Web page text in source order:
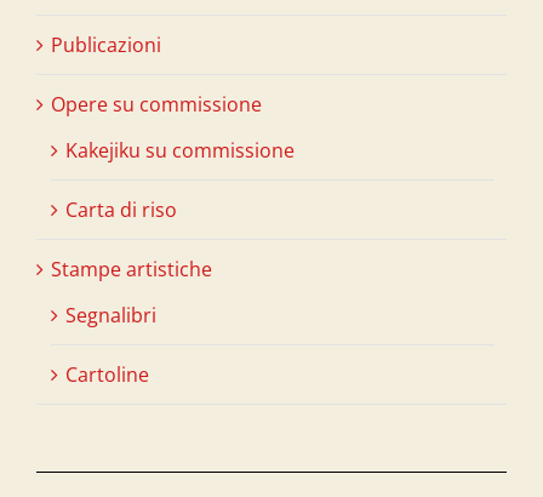
Publicazioni
Opere su commissione
Kakejiku su commissione
Carta di riso
Stampe artistiche
Segnalibri
Cartoline